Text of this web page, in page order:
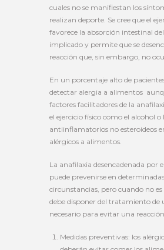
cuales no se manifiestan los
realizan deporte. Se cree que el
favorece la absorción intestinal
implicado y permite que se
reacción que, sin embargo, no
En un porcentaje alto de
detectar alergia a alimentos
factores facilitadores de la
el ejercicio físico como el alcohol o
antiinflamatorios no esteroideos
alérgicos a alimentos.
La anafilaxia desencadenada por
puede prevenirse en determinadas
circunstancias, pero cuando no es
debe disponer del tratamiento de
necesario para evitar una
Medidas preventivas: los